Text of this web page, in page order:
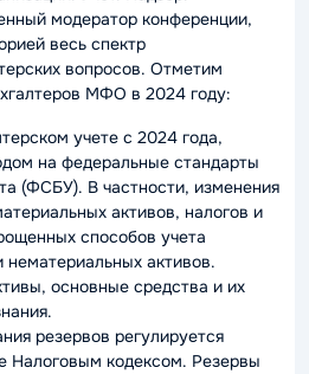
модератор конференции,
весь спектр
вопросов. Отметим
МФО в 2024 году:
учете с 2024 года,
на федеральные стандарты
(ФСБУ). В частности, изменения
активов, налогов и
способов учета
нематериальных активов.
основные средства и их
резервов регулируется
Налоговым кодексом. Резервы